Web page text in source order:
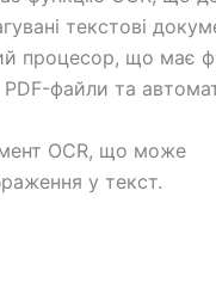
текстові
процесор, що має
PDF-файли та
OCR, що може
у текст.